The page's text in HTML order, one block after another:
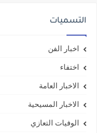
التسميات
اخبار الفن
اختفاء
الاخبار العامة
الاخبار المسيحية
الوفيات التعازي